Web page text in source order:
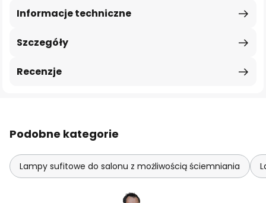
Szczegóły
Informacje techniczne
Recenzje
Podobne kategorie
Lampy sufitowe do salonu z możliwością ściemniania